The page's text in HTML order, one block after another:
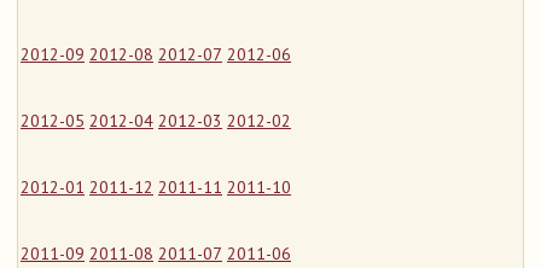
2012-09 2012-08 2012-07 2012-06
2012-05 2012-04 2012-03 2012-02
2012-01 2011-12 2011-11 2011-10
2011-09 2011-08 2011-07 2011-06